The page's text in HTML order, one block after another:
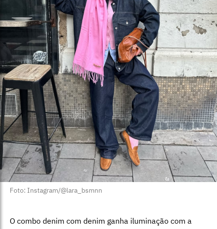
Foto: Instagram/@lara_bsmnn
O combo denim com denim ganha iluminação com a